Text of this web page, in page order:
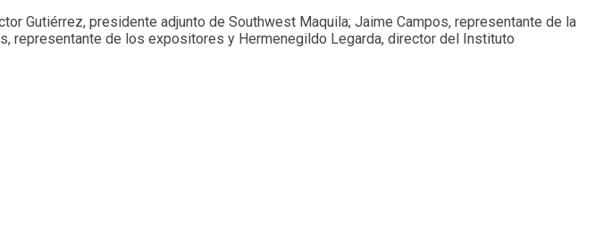
Gutiérrez, presidente adjunto de Southwest Maquila; Jaime Campos, representante de la
representante de los expositores y Hermenegildo Legarda, director del Instituto